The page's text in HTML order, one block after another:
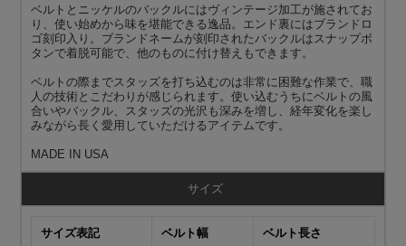
ベルトとニッケルのバックルにはヴィンテージ加工が施されてお
り、使い始めから味を堪能できる逸品。エンド裏にはブランドロ
ゴ刻印入り。ブランドネームが刻印されたバックルはスナップボ
タンで着脱可能で、他のものに付け替えもできます。
ベルトの際までスタッズを打ち込むのは非常に困難な作業で、職
人の技術とこだわりが感じられます。使い込むうちにベルトの風
合いやバックル、スタッズの光沢も深みを増し、経年変化を楽し
みながら長く愛用していただけるアイテムです。
MADE IN USA
サイズ
サイズ表記 ベルト幅 ベルト長さ